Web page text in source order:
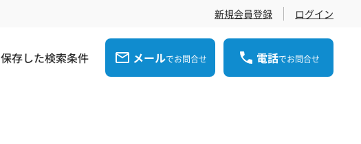
新規会員登録 ログイン
保存した検索条件 メールでお問合せ 電話でお問合せ